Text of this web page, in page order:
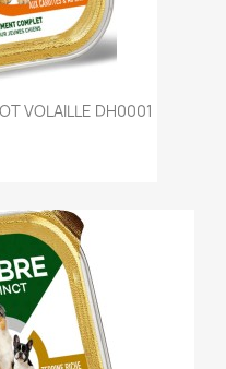
VOLAILLE DH0001